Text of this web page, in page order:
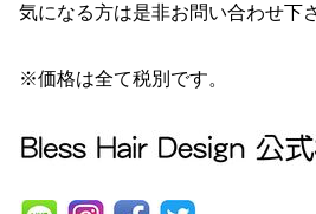
気になる方は是非お問い合わせ下
※価格は全て税別です。